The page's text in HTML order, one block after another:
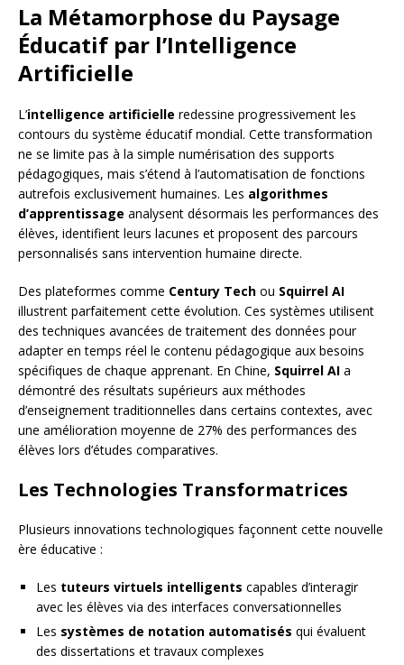
La Métamorphose du Paysage
Éducatif par l’Intelligence
Artificielle
L’intelligence artificielle redessine progressivement les
contours du système éducatif mondial. Cette transformation
ne se limite pas à la simple numérisation des supports
pédagogiques, mais s’étend à l’automatisation de fonctions
autrefois exclusivement humaines. Les algorithmes
d’apprentissage analysent désormais les performances des
élèves, identifient leurs lacunes et proposent des parcours
personnalisés sans intervention humaine directe.
Des plateformes comme Century Tech ou Squirrel AI
illustrent parfaitement cette évolution. Ces systèmes utilisent
des techniques avancées de traitement des données pour
adapter en temps réel le contenu pédagogique aux besoins
spécifiques de chaque apprenant. En Chine, Squirrel AI a
démontré des résultats supérieurs aux méthodes
d’enseignement traditionnelles dans certains contextes, avec
une amélioration moyenne de 27% des performances des
élèves lors d’études comparatives.
Les Technologies Transformatrices
Plusieurs innovations technologiques façonnent cette nouvelle
ère éducative :
Les tuteurs virtuels intelligents capables d’interagir
avec les élèves via des interfaces conversationnelles
Les systèmes de notation automatisés qui évaluent
des dissertations et travaux complexes